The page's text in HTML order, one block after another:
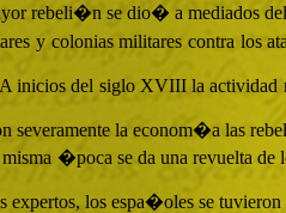
rebeli�n se dio� a mediados
y colonias militares contra los
inicios del siglo XVIIIla actividad
severamente la econom�a las
misma �poca se da una revuelta
expertos, los espa�oles se